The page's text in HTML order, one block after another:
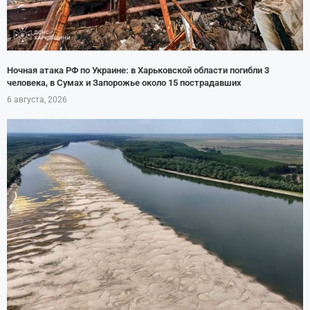
Ночная атака РФ по Украине: в Харьковской области погибли 3
человека, в Сумах и Запорожье около 15 пострадавших
6 августа, 2026